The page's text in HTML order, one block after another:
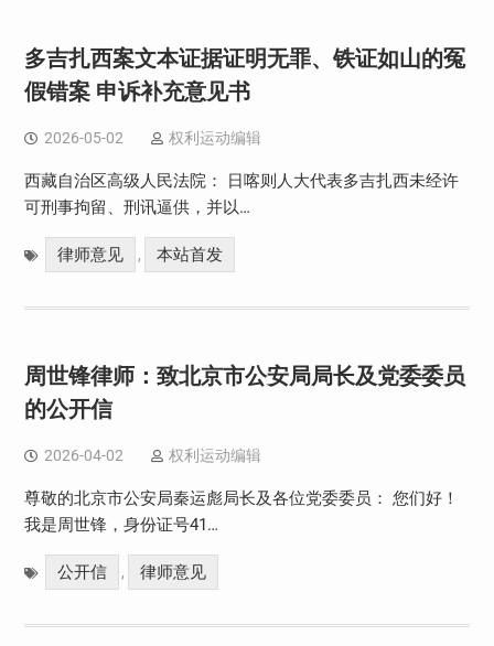
多吉扎西案文本证据证明无罪、铁证如山的冤
假错案 申诉补充意见书
2026-05-02 权利运动编辑
西藏自治区高级人民法院： 日喀则人大代表多吉扎西未经许
可刑事拘留、刑讯逼供，并以…
律师意见 , 本站首发
周世锋律师：致北京市公安局局长及党委委员
的公开信
2026-04-02 权利运动编辑
尊敬的北京市公安局秦运彪局长及各位党委委员： 您们好！
我是周世锋，身份证号41…
公开信 , 律师意见